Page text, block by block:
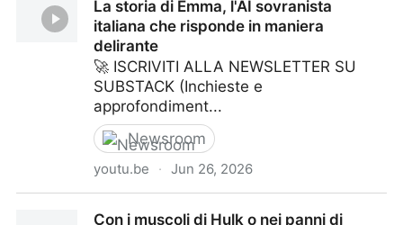
Mark Zuckerberg per sfidare Polymarket
La storia di Emma, l'AI sovranista
italiana che risponde in maniera
delirante
🚀 ISCRIVITI ALLA NEWSLETTER SU
SUBSTACK (Inchieste e
approfondiment...
Newsroom
youtu.be · Jun 26, 2026
Con i muscoli di Hulk o nei panni di